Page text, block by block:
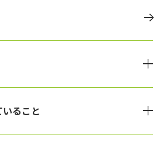
ること